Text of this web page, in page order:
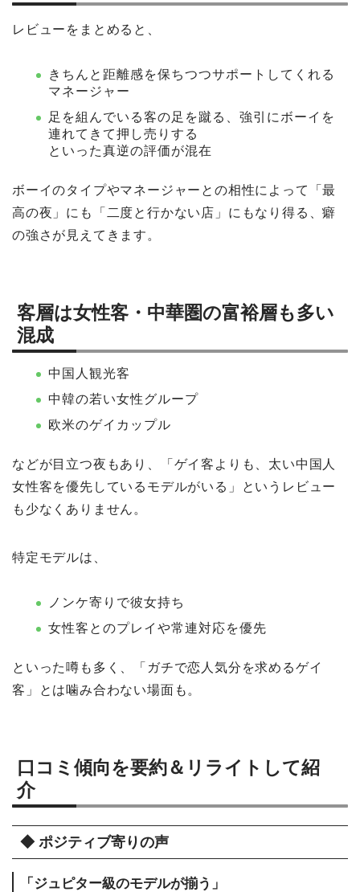
レビューをまとめると、
きちんと距離感を保ちつつサポートしてくれる
マネージャー
足を組んでいる客の足を蹴る、強引にボーイを
連れてきて押し売りする
といった真逆の評価が混在
ボーイのタイプやマネージャーとの相性によって「最
高の夜」にも「二度と行かない店」にもなり得る、癖
の強さが見えてきます。
客層は女性客・中華圏の富裕層も多い
混成
中国人観光客
中韓の若い女性グループ
欧米のゲイカップル
などが目立つ夜もあり、「ゲイ客よりも、太い中国人
女性客を優先しているモデルがいる」というレビュー
も少なくありません。
特定モデルは、
ノンケ寄りで彼女持ち
女性客とのプレイや常連対応を優先
といった噂も多く、「ガチで恋人気分を求めるゲイ
客」とは噛み合わない場面も。
口コミ傾向を要約＆リライトして紹
介
◆ ポジティブ寄りの声
「ジュピター級のモデルが揃う」